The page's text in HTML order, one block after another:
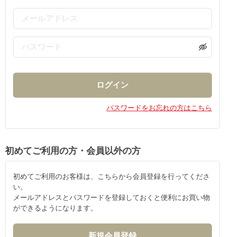
パスワードをお忘れの方はこちら
初めてご利用の方・会員以外の方
初めてご利用のお客様は、こちらから会員登録を行ってくださ
い。
メールアドレスとパスワードを登録しておくと便利にお買い物
ができるようになります。